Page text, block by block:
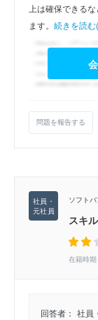
上は確保できる
ます。 続きを読
問題を報告する
ソフト
スキ
在籍時
回答者： 社員